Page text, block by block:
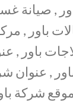
, صيانة
باور ,
باور ,
, عنوان
موقع شركة